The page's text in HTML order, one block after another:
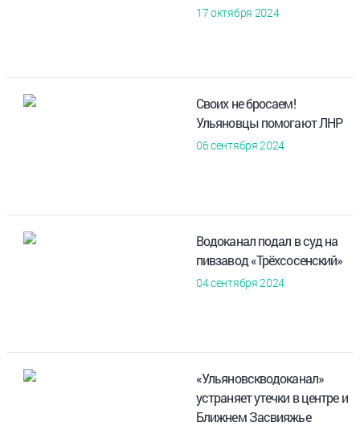
17 октября 2024
Своих не бросаем!
Ульяновцы помогают ЛНР
06 сентября 2024
Водоканал подал в суд на
пивзавод «Трёхсосенский»
04 сентября 2024
«Ульяновскводоканал»
устраняет утечки в центре и
Ближнем Засвияжье